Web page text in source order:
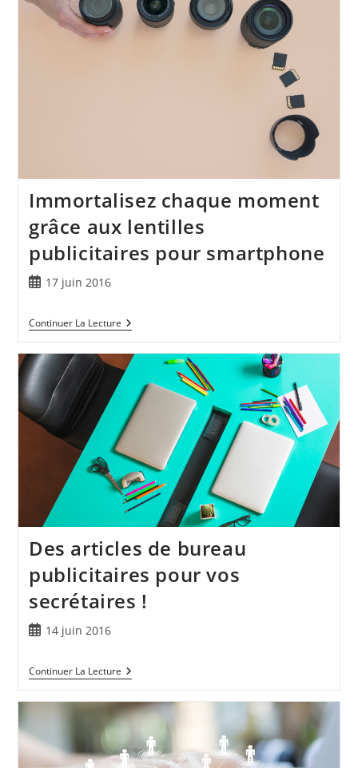
Immortalisez chaque moment
grâce aux lentilles
publicitaires pour smartphone
17 juin 2016
Continuer La Lecture
Des articles de bureau
publicitaires pour vos
secrétaires !
14 juin 2016
Continuer La Lecture